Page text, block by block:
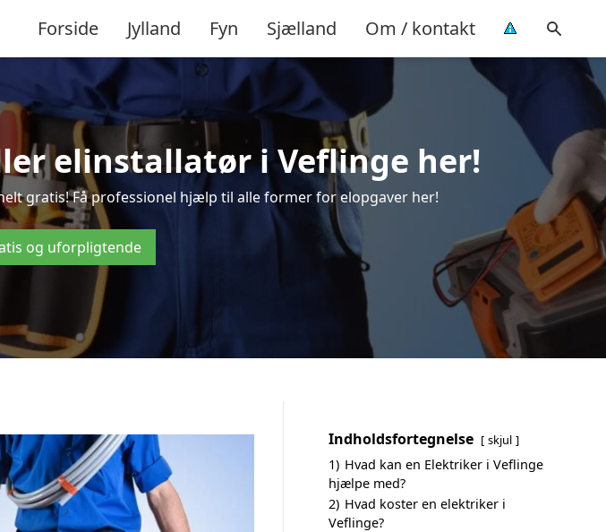
Forside Jylland Fyn Sjælland Om / kontakt
elinstallatør i Veflinge her!
gratis! Få professionel hjælp til alle former for elopgaver her!
og uforpligtende
Indholdsfortegnelse skjul
1) Hvad kan en Elektriker i Veflinge
hjælpe med?
2) Hvad koster en elektriker i
Veflinge?